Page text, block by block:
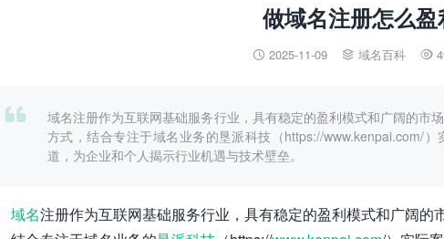
做域名注册怎么盈
 2025-11-09  域名百科 

域名注册作为互联网基础服务行业，具有稳定的盈利模式和广阔的市
方式，结合专注于域名业务的垦派科技（https://www.kenpai.com/
道，为企业和个人揭示行业机遇与技术壁垒。
域名注册作为互联网基础服务行业，具有稳定的盈利模式和广阔的